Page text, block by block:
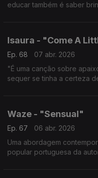
educar também é saber
Isaura - "Come A
Ep. 68
07 abr. 2026
"É uma canção sobre
sequer se tinha a certeza
Waze - "Sensual"
Ep. 67
06 abr. 2026
Uma abordagem
popular portuguesa da